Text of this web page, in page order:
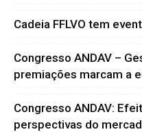
Cadeia FFLVO tem
Congresso ANDAV –
premiações marcam a
Congresso ANDAV:
perspectivas do